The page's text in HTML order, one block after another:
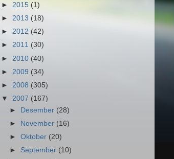
► 2015 (1)
► 2013 (18)
► 2012 (42)
► 2011 (30)
► 2010 (40)
► 2009 (34)
► 2008 (305)
▼ 2007 (167)
► Desember (28)
►
November (16)
►Oktober (20)
► September (10)